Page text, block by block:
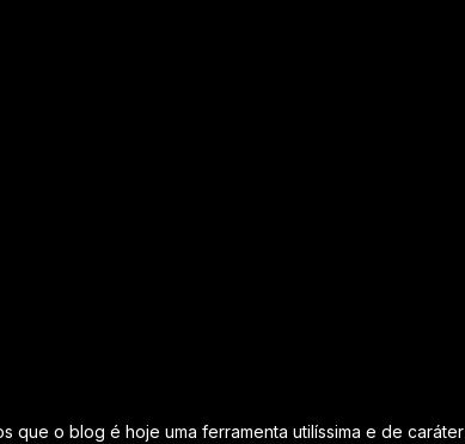
que o blog é hoje uma ferramenta utilíssima e de caráter